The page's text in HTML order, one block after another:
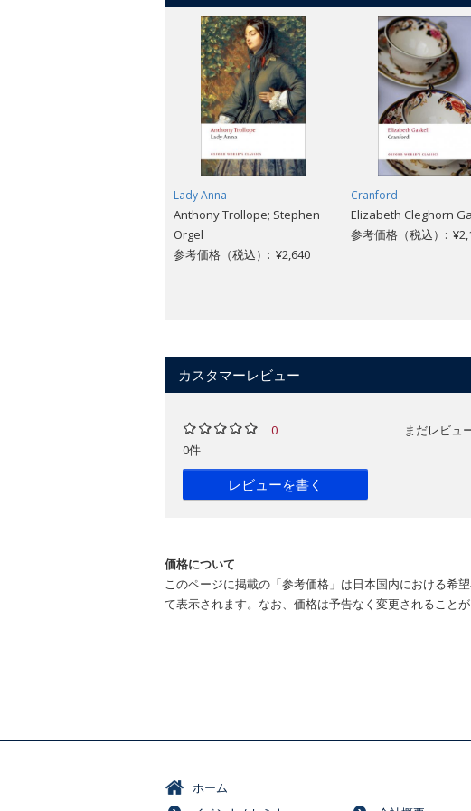
Lady Anna
Anthony Trollope; Stephen
Orgel
参考価格（税込）: ¥2,640
Cranford
Elizabeth Cleghorn
参考価格（税込）:
カスタマーレビュー
0
0件
レビューを書く
まだレビュ
価格について
このページに掲載の「参考価格」は日本国内における希
て表示されます。なお、価格は予告なく変更されること
ホーム